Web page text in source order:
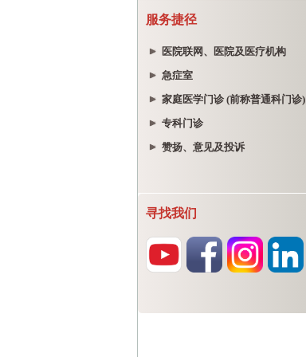
服务捷径
医院联网、医院及医疗机构
急症室
家庭医学门诊 (前称普通科门诊)
专科门诊
赞扬、意见及投诉
寻找我们